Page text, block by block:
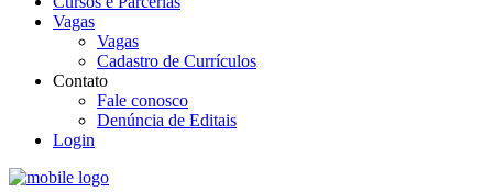
Vagas
Vagas
Cadastro de Currículos
Contato
Fale conosco
Denúncia de Editais
Login